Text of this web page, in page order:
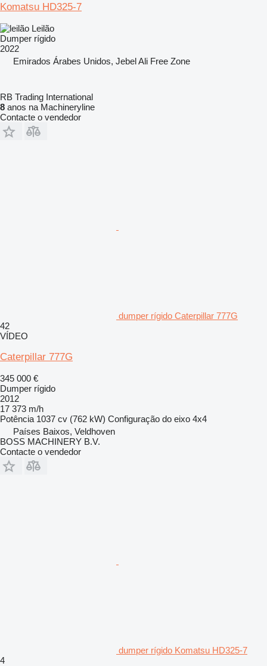
Komatsu HD325-7
Leilão
Dumper rígido
2022
Emirados Árabes Unidos, Jebel Ali Free Zone
RB Trading International
8 anos na Machineryline
Contacte o vendedor
dumper rígido Caterpillar 777G
42
VÍDEO
Caterpillar 777G
345 000 €
Dumper rígido
2012
17 373 m/h
Potência 1037 cv (762 kW) Configuração do eixo 4x4
Países Baixos, Veldhoven
BOSS MACHINERY B.V.
Contacte o vendedor
dumper rígido Komatsu HD325-7
4